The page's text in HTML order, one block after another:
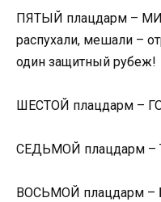
ПЯТЫЙ плацдарм –
распухали, мешали –
один защитный рубеж!
ШЕСТОЙ плацдарм –
СЕДЬМОЙ плацдарм –
ВОСЬМОЙ плацдарм –